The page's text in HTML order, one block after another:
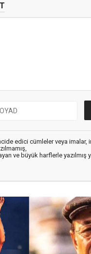
edici cümleler veya imalar,
ve büyük harflerle yazılmış